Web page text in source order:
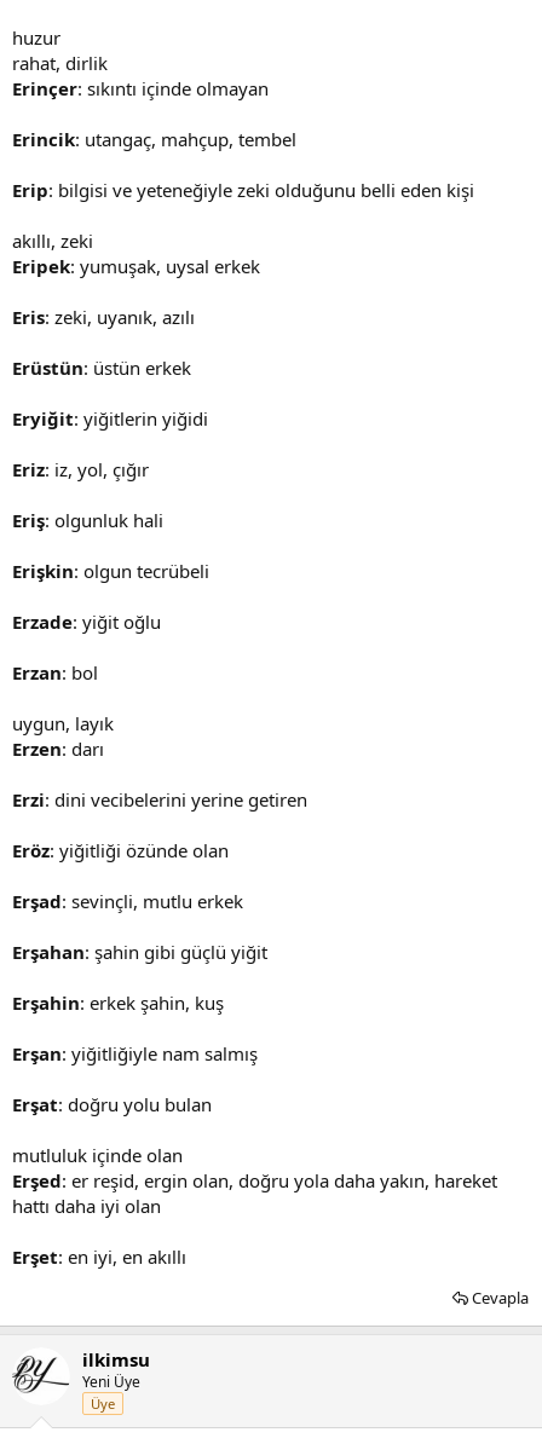
huzur
rahat, dirlik
Erinçer: sıkıntı içinde olmayan
Erincik: utangaç, mahçup, tembel
Erip: bilgisi ve yeteneğiyle zeki olduğunu belli eden kişi
akıllı, zeki
Eripek: yumuşak, uysal erkek
Eris: zeki, uyanık, azılı
Erüstün: üstün erkek
Eryiğit: yiğitlerin yiğidi
Eriz: iz, yol, çığır
Eriş: olgunluk hali
Erişkin: olgun tecrübeli
Erzade: yiğit oğlu
Erzan: bol
uygun, layık
Erzen: darı
Erzi: dini vecibelerini yerine getiren
Eröz: yiğitliği özünde olan
Erşad: sevinçli, mutlu erkek
Erşahan: şahin gibi güçlü yiğit
Erşahin: erkek şahin, kuş
Erşan: yiğitliğiyle nam salmış
Erşat: doğru yolu bulan
mutluluk içinde olan
Erşed: er reşid, ergin olan, doğru yola daha yakın, hareket
hattı daha iyi olan
Erşet: en iyi, en akıllı
Cevapla
ilkimsu
Yeni Üye
Üye